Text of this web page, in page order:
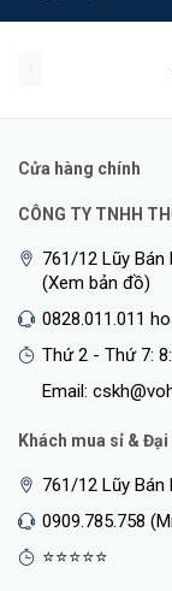
Cửa hàng chính
CÔNG TY TNHH
761/12 Lũy Bán
(Xem bản đồ)
0828.011.011
Thứ 2 - Thứ 7:
Email:
Khách mua sỉ & Đại
761/12 Lũy Bán
0909.785.758
⭐⭐⭐⭐⭐